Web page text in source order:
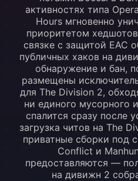
активностях типа
Hours мгновенно
приоритетом
связке с защитой EAC
публичных хаков на
обнаружение и бан,
размещены
для The Division 2,
ни единого мусорного
спалится сразу после
загрузка читов на The
приватные сборки под
Conflict и
предоставляются —
на дивижн 2